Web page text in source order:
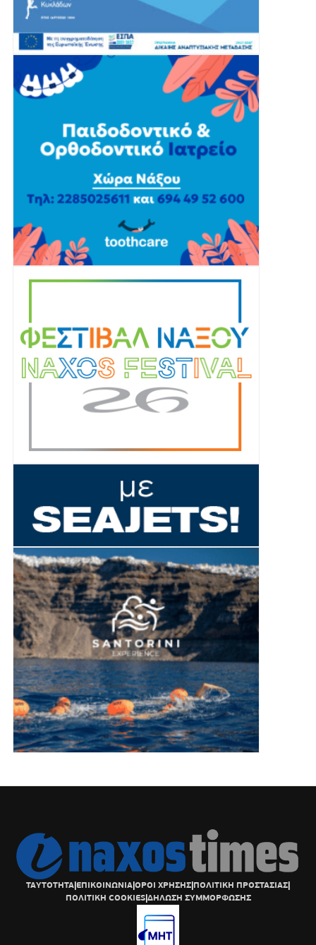
ΤΑΥΤΟΤΗΤΑ|ΕΠΙΚΟΙΝΩΝΙΑ|ΟΡΟΙ ΧΡΗΣΗΣ|ΠΟΛΙΤΙΚΗ ΠΡΟΣΤΑΣΙΑΣ|
ΠΟΛΙΤΙΚΗ COOKIES|ΔΗΛΩΣΗ ΣΥΜΜΟΡΦΩΣΗΣ